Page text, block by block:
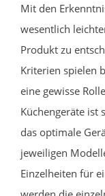
Mit den
wesentlich
Produkt zu
Kriterien spielen
eine gewisse
Küchengeräte ist
das optimale
jeweiligen
Einzelheiten für